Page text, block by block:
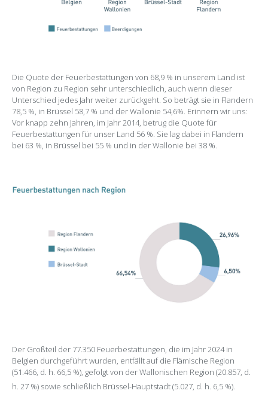
Die Quote der Feuerbestattungen von 68,9 % in unserem Land ist
von Region zu Region sehr unterschiedlich, auch wenn dieser
Unterschied jedes Jahr weiter zurückgeht. So beträgt sie in Flandern
78,5 %, in Brüssel 58,7 % und der Wallonie 54,6%. Erinnern wir uns:
Vor knapp zehn Jahren, im Jahr 2014, betrug die Quote für
Feuerbestattungen für unser Land 56 %. Sie lag dabei in Flandern
bei 63 %, in Brüssel bei 55 % und in der Wallonie bei 38 %.
Der Großteil der 77.350 Feuerbestattungen, die im Jahr 2024 in
Belgien durchgeführt wurden, entfällt auf die Flämische Region
(51.466, d. h. 66,5 %), gefolgt von der Wallonischen Region (20.857, d.
h. 27 %) sowie schließlich Brüssel-Hauptstadt (5.027, d. h. 6,5 %).